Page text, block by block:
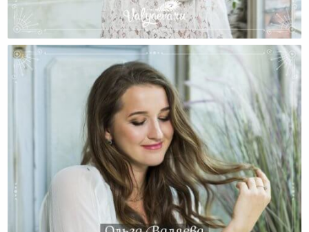
Становление Женственности. Перинатальный
Период.